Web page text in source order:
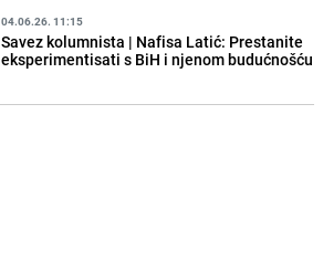
04.06.26. 11:15
Savez kolumnista | Nafisa Latić: Prestanite
eksperimentisati s BiH i njenom budućnošću